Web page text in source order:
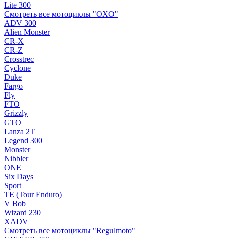
Lite 300
Смотреть все мотоциклы "OXO"
ADV 300
Alien Monster
CR-X
CR-Z
Crosstrec
Cyclone
Duke
Fargo
Fly
FTO
Grizzly
GTO
Lanza 2T
Legend 300
Monster
Nibbler
ONE
Six Days
Sport
TE (Tour Enduro)
V Bob
Wizard 230
XADV
Смотреть все мотоциклы "Regulmoto"